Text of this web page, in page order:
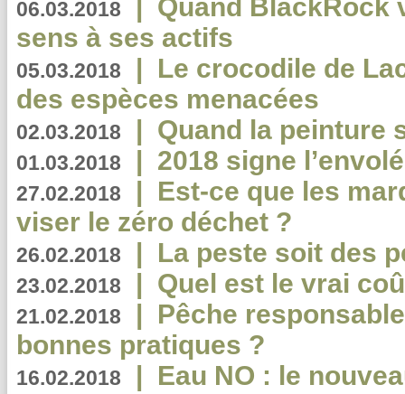
06.03.2018 | Quand BlackRock
sens à ses actifs
05.03.2018 | Le crocodile de
des espèces menacées
02.03.2018 | Quand la peinture
01.03.2018 | 2018 signe
27.02.2018 | Est-ce que les
viser le zéro déchet ?
26.02.2018 | La peste soit des
23.02.2018 | Quel est le vrai
21.02.2018 | Pêche
bonnes pratiques ?
16.02.2018 | Eau NO : le